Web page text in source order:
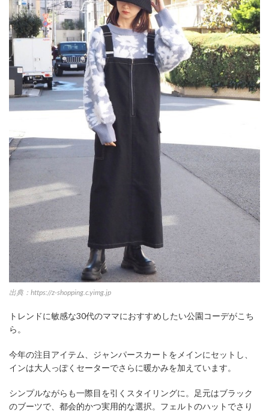
出典：https://z-shopping.c.yimg.jp
トレンドに敏感な30代のママにおすすめしたい公園コーデがこち
ら。
今年の注目アイテム、ジャンパースカートをメインにセットし、
インは大人っぽくセーターでさらに暖かみを加えています。
シンプルながらも一際目を引くスタイリングに。足元はブラック
のブーツで、都会的かつ実用的な選択。フェルトのハットでさり